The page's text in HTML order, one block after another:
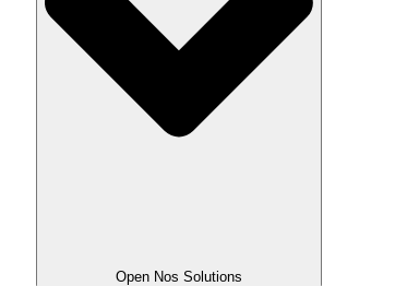
Open Nos Solutions